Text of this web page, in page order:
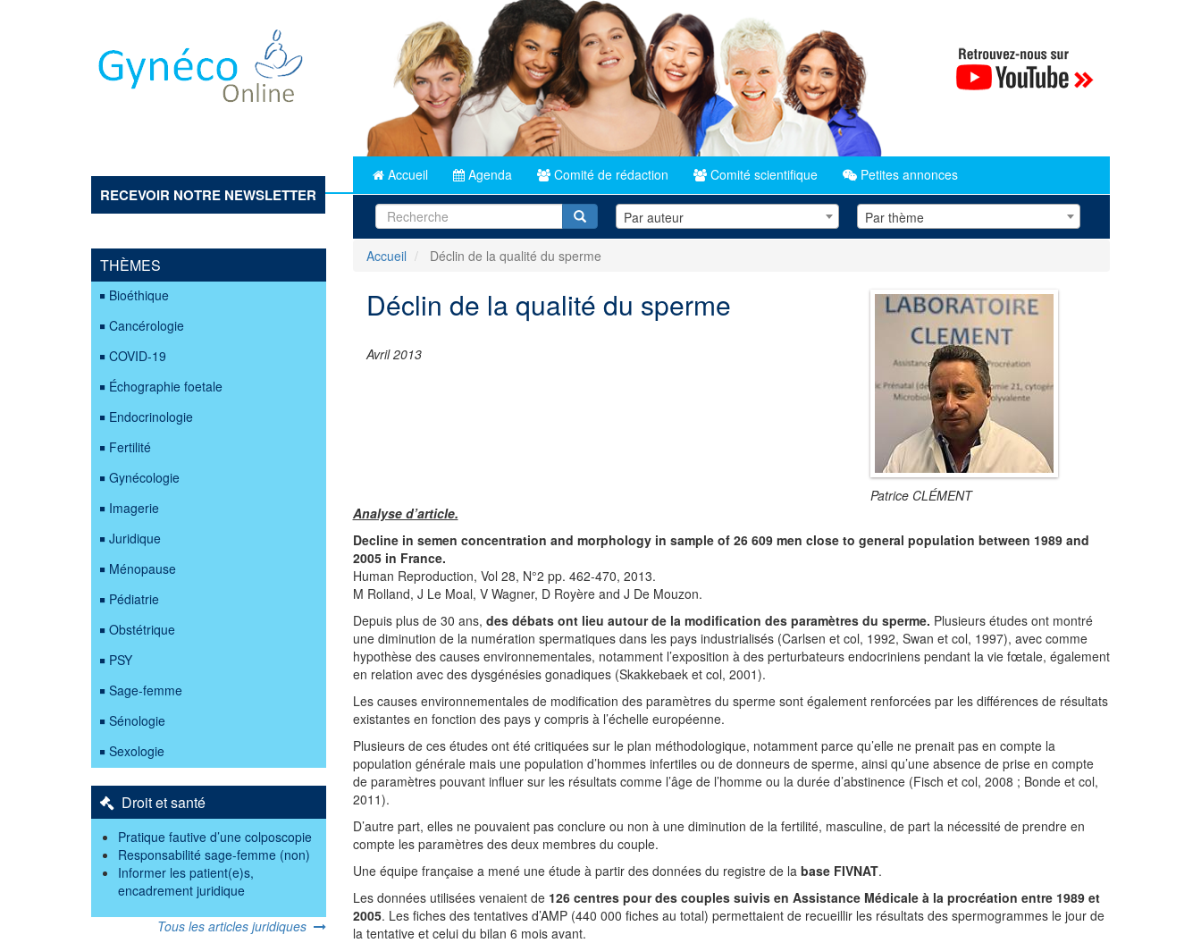
Accueil Agenda Comité de rédaction Comité scientifique Petites annonces
RECEVOIR NOTRE NEWSLETTER
RecherchePar auteur Par thème
Accueil Déclin de la qualité du sperme
Déclin de la qualité du sperme
Avril 2013
Patrice CLÉMENT
Analyse d’article.
Decline in semen concentration and morphology in sample of 26 609 men close to general population between 1989 and
2005 in France.
Human Reproduction, Vol 28, N°2 pp. 462-470, 2013.
M Rolland, J Le Moal, V Wagner, D Royère and J De Mouzon.
Depuis plus de 30 ans, des débats ont lieu autour de la modification des paramètres du sperme. Plusieurs études ont montré
une diminution de la numération spermatiques dans les pays industrialisés (Carlsen et col, 1992, Swan et col, 1997), avec comme
hypothèse des causes environnementales, notamment l’exposition à des perturbateurs endocriniens pendant la vie fœtale, également
en relation avec des dysgénésies gonadiques (Skakkebaek et col, 2001).
Les causes environnementales de modification des paramètres du sperme sont également renforcées par les différences de résultats
existantes en fonction des pays y compris à l’échelle européenne.
Plusieurs de ces études ont été critiquées sur le plan méthodologique, notamment parce qu’elle ne prenait pas en compte la
population générale mais une population d’hommes infertiles ou de donneurs de sperme, ainsi qu’une absence de prise en compte
de paramètres pouvant influer sur les résultats comme l’âge de l’homme ou la durée d’abstinence (Fisch et col, 2008 ; Bonde et col,
2011).
D’autre part, elles ne pouvaient pas conclure ou non à une diminution de la fertilité, masculine, de part la nécessité de prendre en
compte les paramètres des deux membres du couple.
Une équipe française a mené une étude à partir des données du registre de la base FIVNAT.
Les données utilisées venaient de 126 centres pour des couples suivis en Assistance Médicale à la procréation entre 1989 et
2005. Les fiches des tentatives d’AMP (440 000 fiches au total) permettaient de recueillir les résultats des spermogrammes le jour de
la tentative et celui du bilan 6 mois avant.
THÈMES
Bioéthique
Cancérologie
COVID-19
Échographie foetale
Endocrinologie
Fertilité
Gynécologie
Imagerie
Juridique
Ménopause
Pédiatrie
Obstétrique
PSY
Sage-femme
Sénologie
Sexologie
Droit et santé
Pratique fautive d’une colposcopie
Responsabilité sage-femme (non)
Informer les patient(e)s,
encadrement juridique
Tous les articles juridiques